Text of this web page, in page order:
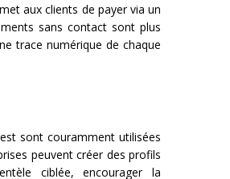
aux clients de payer via un
sans contact sont plus
trace numérique de chaque
sont couramment utilisées
peuvent créer des profils
ciblée, encourager la